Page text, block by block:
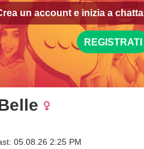
un account e inizia a
REGISTRATI
05.08.26 2:25 PM